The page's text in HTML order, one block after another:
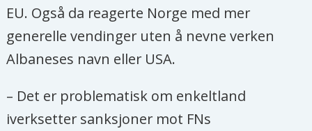
EU. Også da reagerte Norge med mer
generelle vendinger uten å nevne verken
Albaneses navn eller USA.
– Det er problematisk om enkeltland
iverksetter sanksjoner mot FNs